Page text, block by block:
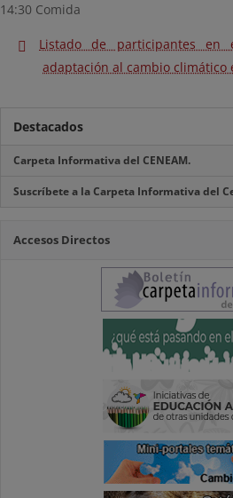
14:30 Comida
Listado de participantes en
adaptación al cambio climático
Destacados
Carpeta Informativa del CENEAM.
Suscríbete a la Carpeta Informativa del
Accesos Directos